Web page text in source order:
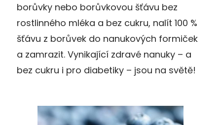
borůvky nebo borůvkovou šťávu bez
rostlinného mléka a bez cukru, nalít 100 %
šťávu z borůvek do nanukových formiček
a zamrazit. Vynikající zdravé nanuky – a
bez cukru i pro diabetiky – jsou na světě!